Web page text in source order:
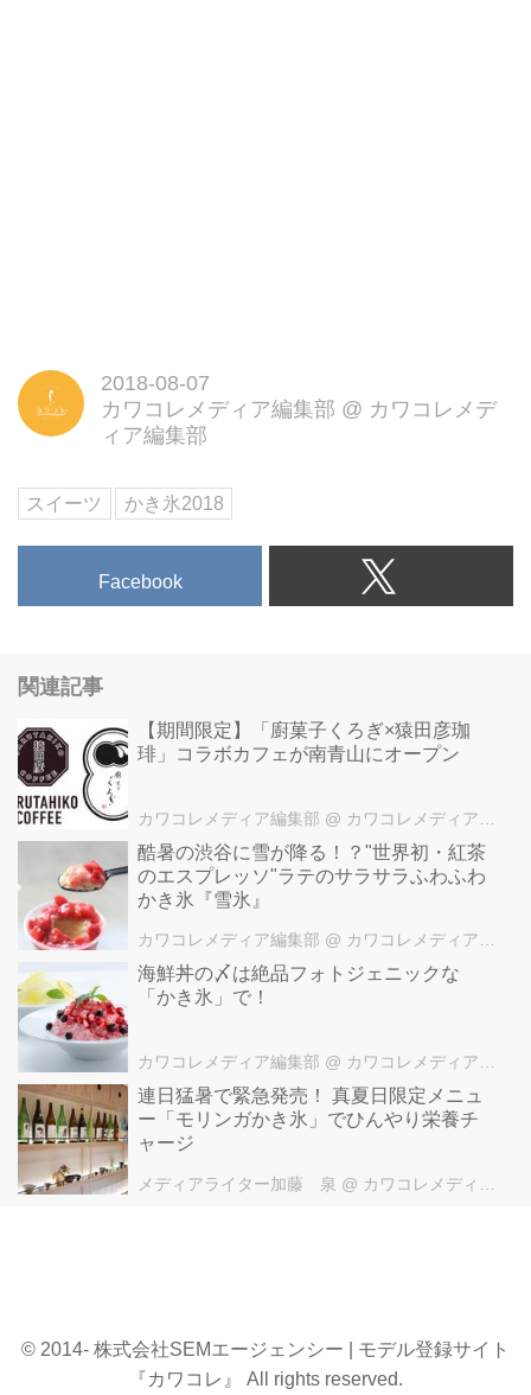
2018-08-07
カワコレメディア編集部 @ カワコレメデ
ィア編集部
スイーツ かき氷2018
Facebook
関連記事
【期間限定】「廚菓子くろぎ×猿田彦珈
琲」コラボカフェが南青山にオープン
カワコレメディア編集部 @ カワコレメディア編集部
酷暑の渋谷に雪が降る！？"世界初・紅茶
のエスプレッソ"ラテのサラサラふわふわ
かき氷『雪氷』
カワコレメディア編集部 @ カワコレメディア編集部
海鮮丼の〆は絶品フォトジェニックな
「かき氷」で！
カワコレメディア編集部 @ カワコレメディア編集部
連日猛暑で緊急発売！ 真夏日限定メニュ
ー「モリンガかき氷」でひんやり栄養チ
ャージ
メディアライター加藤 泉 @ カワコレメディア編集部
© 2014- 株式会社SEMエージェンシー | モデル登録サイト
『カワコレ』 All rights reserved.